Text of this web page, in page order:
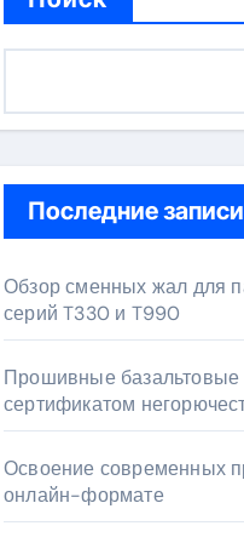
Последние записи
Обзор сменных жал для
серий T330 и T990
Прошивные
сертификатом
Освоение современных
онлайн-формате